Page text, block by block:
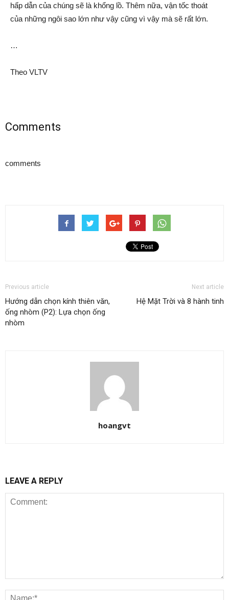
hấp dẫn của chúng sẽ là khổng lồ. Thêm nữa, vận tốc thoát
của những ngôi sao lớn như vậy cũng vì vậy mà sẽ rất lớn.
…
Theo VLTV
Comments
comments
Previous article
Hướng dẫn chọn kính thiên văn,
ống nhòm (P2): Lựa chọn ống
nhòm
Next article
Hệ Mặt Trời và 8 hành tinh
hoangvt
LEAVE A REPLY